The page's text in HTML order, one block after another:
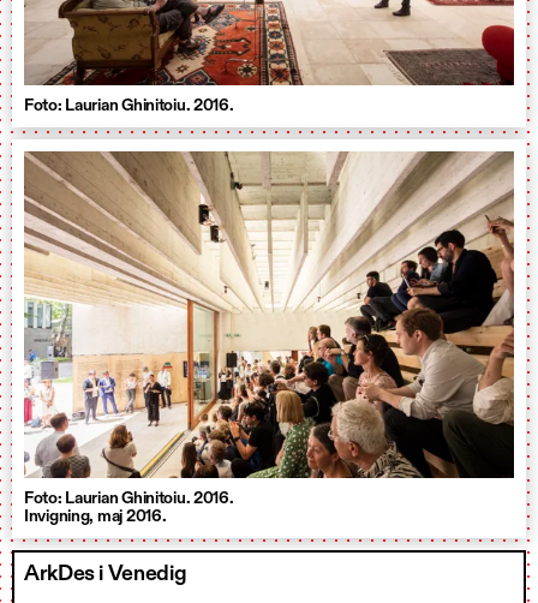
Foto: Laurian Ghinitoiu. 2016.
Foto: Laurian Ghinitoiu. 2016.
Invigning, maj 2016.
ArkDes i Venedig